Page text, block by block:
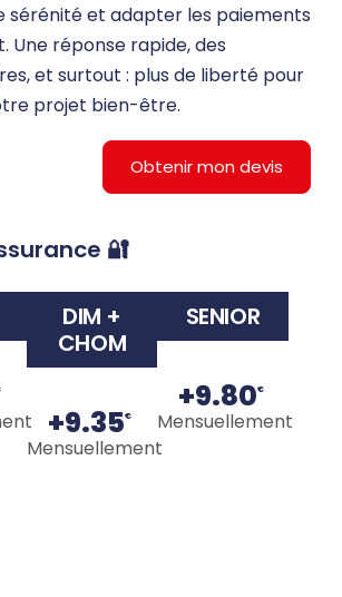
🔐
DIM +
CHOM
+9.35€
Mensuellement
SENIOR
+9.80€
Mensuellement
sérénité et adapter les paiements
Une réponse rapide, des
et surtout : plus de liberté pour
projet bien-être.
Obtenir mon devis